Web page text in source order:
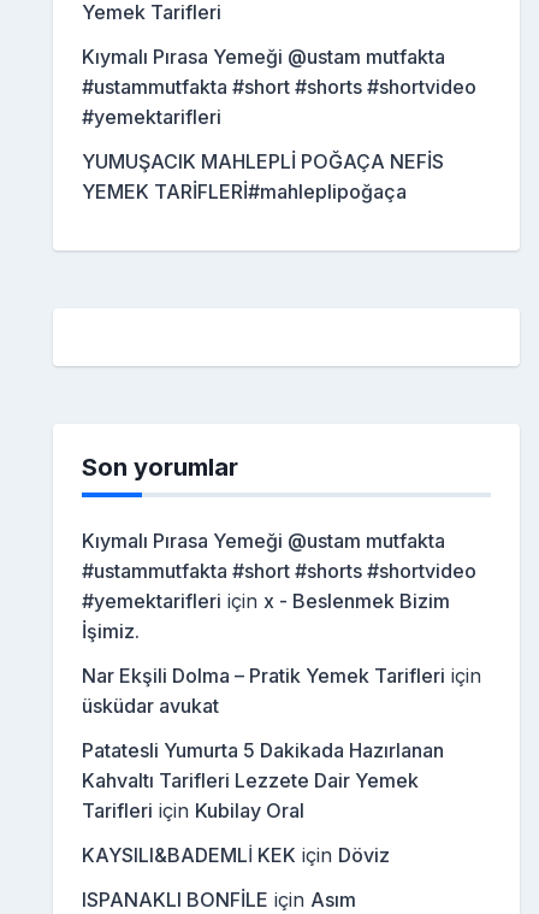
Yemek Tarifleri
Kıymalı Pırasa Yemeği @ustam mutfakta
#ustammutfakta #short #shorts #shortvideo
#yemektarifleri
YUMUŞACIK MAHLEPLİ POĞAÇA NEFİS
YEMEK TARİFLERİ#mahleplipoğaça
Son yorumlar
Kıymalı Pırasa Yemeği @ustam mutfakta
#ustammutfakta #short #shorts #shortvideo
#yemektarifleri için x - Beslenmek Bizim
İşimiz.
Nar Ekşili Dolma – Pratik Yemek Tarifleri için
üsküdar avukat
Patatesli Yumurta 5 Dakikada Hazırlanan
Kahvaltı Tarifleri Lezzete Dair Yemek
Tarifleri için Kubilay Oral
KAYSILI&BADEMLİ KEK için Döviz
ISPANAKLI BONFİLE için Asım